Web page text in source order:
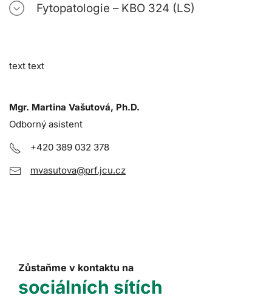
Fytopatologie – KBO 324 (LS)
text text
Mgr. Martina Vašutová, Ph.D.
Odborný asistent
+420 389 032 378
mvasutova@prf.jcu.cz
Zůstaňme v kontaktu na
sociálních sítích